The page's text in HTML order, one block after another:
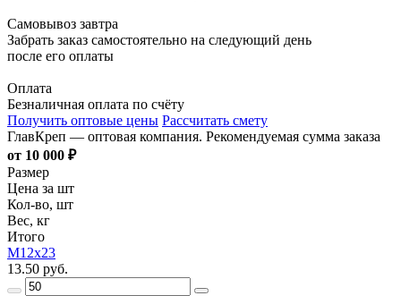
Самовывоз завтра
Забрать заказ самостоятельно на следующий день
после его оплаты
Оплата
Безналичная оплата по счёту
Получить оптовые цены Рассчитать смету
ГлавКреп — оптовая компания. Рекомендуемая сумма заказа
от 10 000 ₽
Размер
Цена за шт
Кол-во, шт
Вес, кг
Итого
М12х23
13.50 руб.